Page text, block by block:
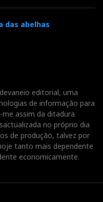
das abelhas
editorial, uma
de informação para
assim da ditadura
no próprio dia
de produção, talvez por
tanto mais dependente
economicamente.